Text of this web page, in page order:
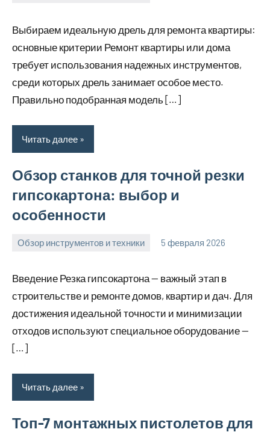
Выбираем идеальную дрель для ремонта квартиры:
основные критерии Ремонт квартиры или дома
требует использования надежных инструментов,
среди которых дрель занимает особое место.
Правильно подобранная модель […]
Читать далее
Обзор станков для точной резки
гипсокартона: выбор и
особенности
Обзор инструментов и техники 5 февраля 2026
u_dachki_ru
Введение Резка гипсокартона — важный этап в
строительстве и ремонте домов, квартир и дач. Для
достижения идеальной точности и минимизации
отходов используют специальное оборудование —
[…]
Читать далее
Топ-7 монтажных пистолетов для